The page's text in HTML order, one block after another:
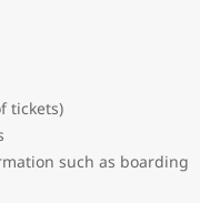
tickets)
such as boarding